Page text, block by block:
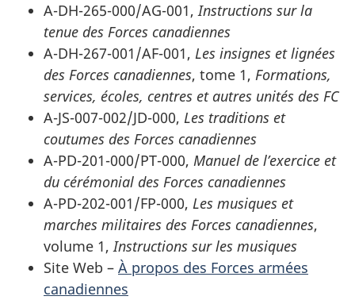
A-DH-265-000/AG-001,Instructions sur la
tenue des Forces canadiennes
A-DH-267-001/AF-001, Les insignes et lignées
des Forces canadiennes, tome 1, Formations,
services, écoles, centres et autres unités des FC
A-JS-007-002/JD-000, Les traditions et
coutumes des Forces canadiennes
A-PD-201-000/PT-000, Manuel de l’exercice et
du cérémonial des Forces canadiennes
A-PD-202-001/FP-000, Les musiques et
marches militaires des Forces canadiennes,
volume 1,Instructions sur les musiques
Site Web – À propos des Forces armées
canadiennes